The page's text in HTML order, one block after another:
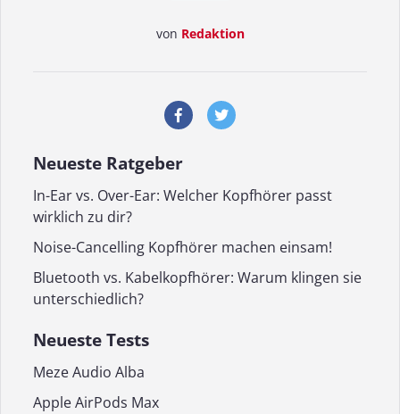
von Redaktion
Neueste Ratgeber
In-Ear vs. Over-Ear: Welcher Kopfhörer passt
wirklich zu dir?
Noise-Cancelling Kopfhörer machen einsam!
Bluetooth vs. Kabelkopfhörer: Warum klingen sie
unterschiedlich?
Neueste Tests
Meze Audio Alba
Apple AirPods Max